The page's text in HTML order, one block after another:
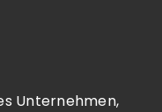
Unternehmen,